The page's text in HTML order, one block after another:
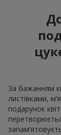
За бажанням
листівками,
подарунок